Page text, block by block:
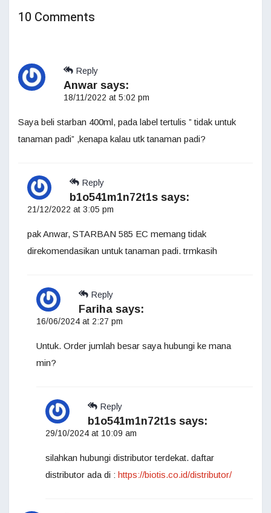
10 Comments
Reply
Anwar says:
18/11/2022 at 5:02 pm
Saya beli starban 400ml, pada label tertulis ” tidak untuk
tanaman padi” ,kenapa kalau utk tanaman padi?
Reply
b1o541m1n72t1s says:
21/12/2022 at 3:05 pm
pak Anwar, STARBAN 585 EC memang tidak
direkomendasikan untuk tanaman padi. trmkasih
Reply
Fariha says:
16/06/2024 at 2:27 pm
Untuk. Order jumlah besar saya hubungi ke mana
min?
Reply
b1o541m1n72t1s says:
29/10/2024 at 10:09 am
silahkan hubungi distributor terdekat. daftar
distributor ada di : https://biotis.co.id/distributor/